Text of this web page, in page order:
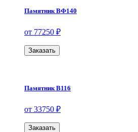
Памятник ВФ140
от 77250 ₽
Заказать
Памятник В116
от 33750 ₽
Заказать